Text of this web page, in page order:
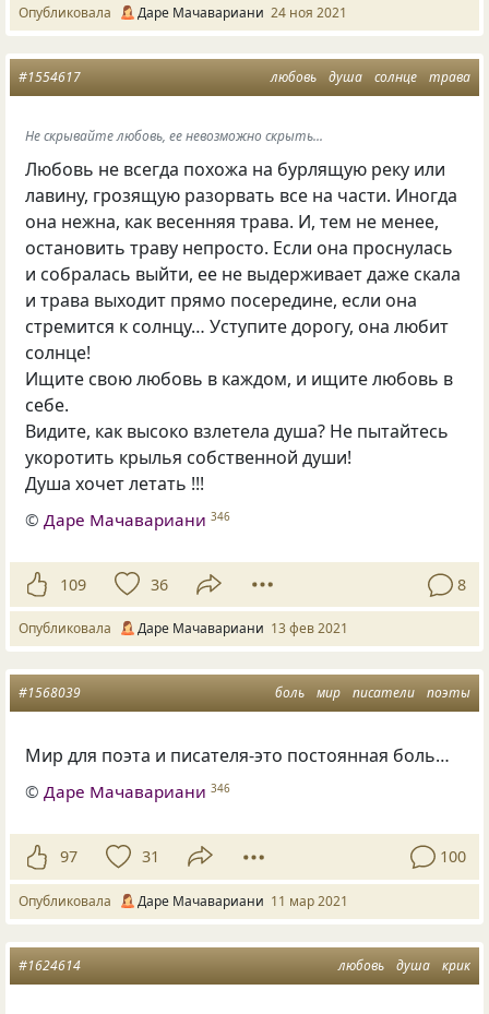
Опубликовала Даре Мачавариани 24 ноя 2021
любовь душа солнце трава
#1554617
Не скрывайте любовь, ее невозможно скрыть...
Любовь не всегда похожа на бурлящую реку или
лавину, грозящую разорвать все на части. Иногда
она нежна, как весенняя трава. И, тем не менее,
остановить траву непросто. Если она проснулась
и собралась выйти, ее не выдерживает даже скала
и трава выходит прямо посередине, если она
стремится к солнцу… Уступите дорогу, она любит
солнце!
Ищите свою любовь в каждом, и ищите любовь в
себе.
Видите, как высоко взлетела душа? Не пытайтесь
укоротить крылья собственной души!
Душа хочет летать !!!
© Даре Мачавариани 346
109 36 8
Опубликовала Даре Мачавариани 13 фев 2021
боль мир писатели поэты
#1568039
Мир для поэта и писателя-это постоянная боль…
© Даре Мачавариани 346
97 31 100
Опубликовала Даре Мачавариани 11 мар 2021
любовь душа крик
#1624614